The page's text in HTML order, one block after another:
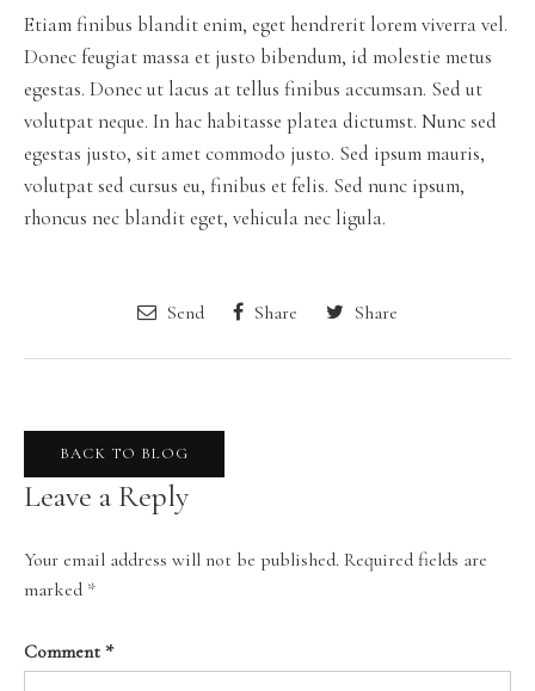
Etiam finibus blandit enim, eget hendrerit lorem viverra vel.
Donec feugiat massa et justo bibendum, id molestie metus
egestas. Donec ut lacus at tellus finibus accumsan. Sed ut
volutpat neque. In hac habitasse platea dictumst. Nunc sed
egestas justo, sit amet commodo justo. Sed ipsum mauris,
volutpat sed cursus eu, finibus et felis. Sed nunc ipsum,
rhoncus nec blandit eget, vehicula nec ligula.
Send Share Share
BACK TO BLOG
Leave a Reply
Your email address will not be published. Required fields are
marked *
Comment *